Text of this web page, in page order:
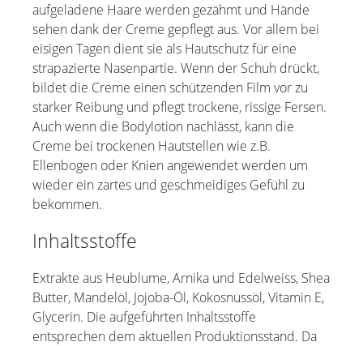
aufgeladene Haare werden gezähmt und Hände
sehen dank der Creme gepflegt aus. Vor allem bei
eisigen Tagen dient sie als Hautschutz für eine
strapazierte Nasenpartie. Wenn der Schuh drückt,
bildet die Creme einen schützenden Film vor zu
starker Reibung und pflegt trockene, rissige Fersen.
Auch wenn die Bodylotion nachlässt, kann die
Creme bei trockenen Hautstellen wie z.B.
Ellenbogen oder Knien angewendet werden um
wieder ein zartes und geschmeidiges Gefühl zu
bekommen.
Inhaltsstoffe
Extrakte aus Heublume, Arnika und Edelweiss, Shea
Butter, Mandelöl, Jojoba-Öl, Kokosnussöl, Vitamin E,
Glycerin. Die aufgeführten Inhaltsstoffe
entsprechen dem aktuellen Produktionsstand. Da